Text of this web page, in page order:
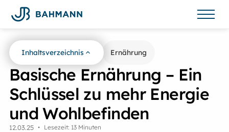
Zurück zur Übersicht Ernährung
Basische Ernährung – Ein
Schlüssel zu mehr Energie
und Wohlbefinden
12.03.25 • Lesezeit: 13 Minuten
Inhaltsverzeichnis